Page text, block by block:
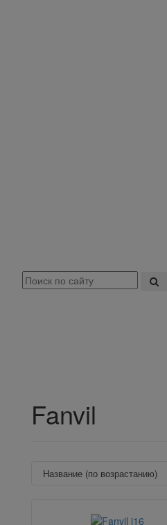
Fanvil
Название (по возрастанию)